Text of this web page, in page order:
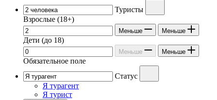
Туристы
Взрослые (18+)
Меньше Меньше
Дети (до 18)
Меньше Меньше
Обязательное поле
Статус
Я турагент
Я турист